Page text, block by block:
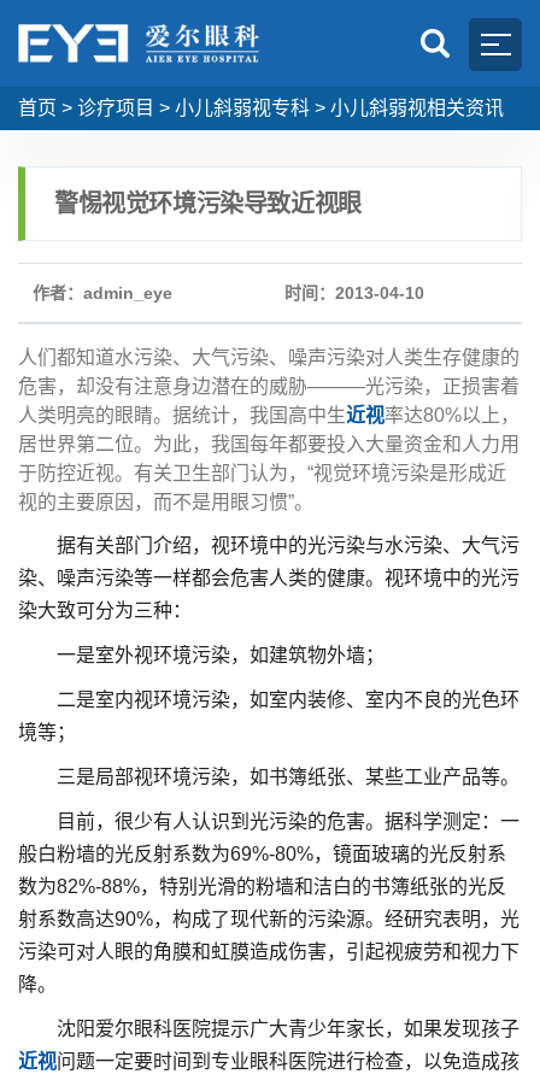
首页 > 诊疗项目 > 小儿斜弱视专科 > 小儿斜弱视相关资讯
警惕视觉环境污染导致近视眼
作者：admin_eye 时间：2013-04-10
人们都知道水污染、大气污染、噪声污染对人类生存健康的
危害，却没有注意身边潜在的威胁———光污染，正损害着
人类明亮的眼睛。据统计，我国高中生近视率达80%以上，
居世界第二位。为此，我国每年都要投入大量资金和人力用
于防控近视。有关卫生部门认为，“视觉环境污染是形成近
视的主要原因，而不是用眼习惯”。
据有关部门介绍，视环境中的光污染与水污染、大气污
染、噪声污染等一样都会危害人类的健康。视环境中的光污
染大致可分为三种：
一是室外视环境污染，如建筑物外墙；
二是室内视环境污染，如室内装修、室内不良的光色环
境等；
三是局部视环境污染，如书簿纸张、某些工业产品等。
目前，很少有人认识到光污染的危害。据科学测定：一
般白粉墙的光反射系数为69%-80%，镜面玻璃的光反射系
数为82%-88%，特别光滑的粉墙和洁白的书簿纸张的光反
射系数高达90%，构成了现代新的污染源。经研究表明，光
污染可对人眼的角膜和虹膜造成伤害，引起视疲劳和视力下
降。
沈阳爱尔眼科医院提示广大青少年家长，如果发现孩子
近视问题一定要时间到专业眼科医院进行检查，以免造成孩